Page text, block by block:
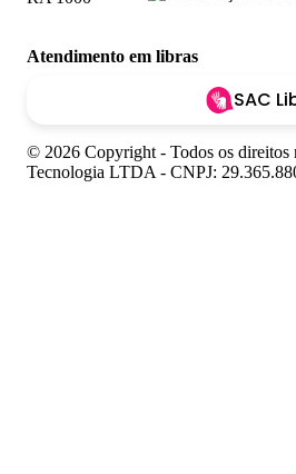
Atendimento em libras
SAC
© 2026 Copyright - Todos os direitos
Tecnologia LTDA - CNPJ: